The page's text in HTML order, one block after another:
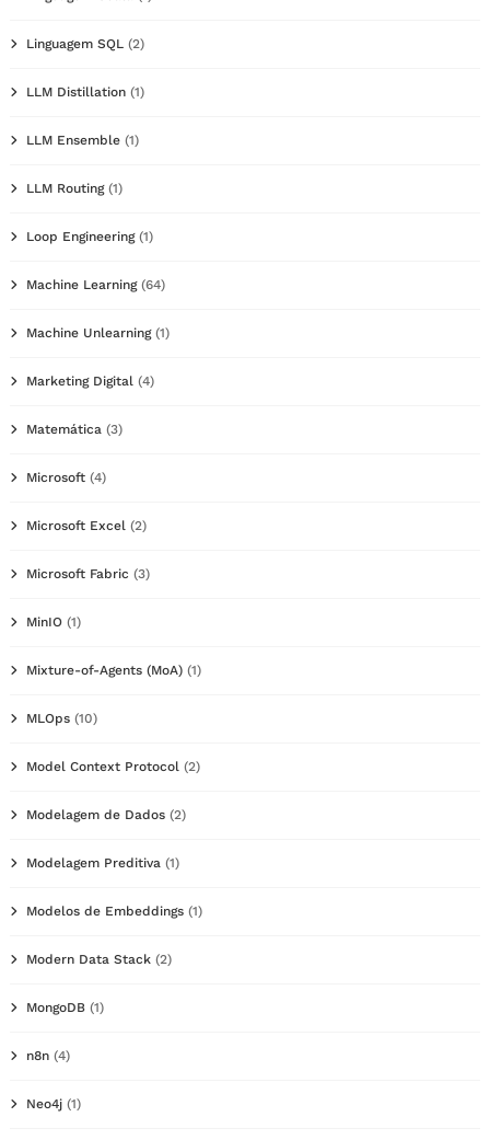
Linguagem SQL (2)
LLM Distillation (1)
LLM Ensemble (1)
LLM Routing(1)
Loop Engineering(1)
Machine Learning(64)
Machine Unlearning(1)
Marketing Digital (4)
Matemática (3)
Microsoft (4)
Microsoft Excel (2)
Microsoft Fabric (3)
MinIO (1)
Mixture-of-Agents (MoA) (1)
MLOps (10)
Model Context Protocol (2)
Modelagem de Dados (2)
Modelagem Preditiva (1)
Modelos de Embeddings (1)
Modern Data Stack (2)
MongoDB (1)
n8n (4)
Neo4j (1)